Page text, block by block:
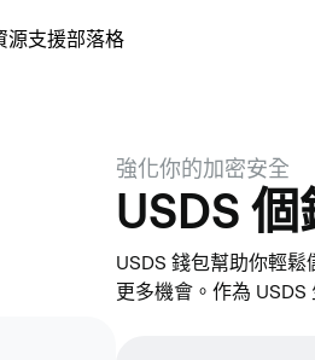
源支援部落格
強化你的加密安全
USDS
USDS 錢包幫助你輕
更多機會。作為